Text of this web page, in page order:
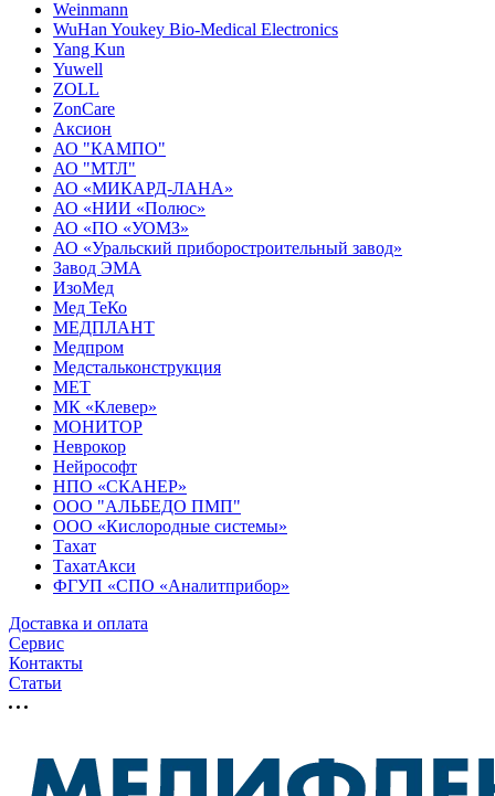
Weinmann
WuHan Youkey Bio-Medical Electronics
Yang Kun
Yuwell
ZOLL
ZonCare
Аксион
АО "КАМПО"
АО "МТЛ"
АО «МИКАРД-ЛАНА»
АО «НИИ «Полюс»
АО «ПО «УОМЗ»
АО «Уральский приборостроительный завод»
Завод ЭМА
ИзоМед
Мед ТеКо
МЕДПЛАНТ
Медпром
Медстальконструкция
МЕТ
МК «Клевер»
МОНИТОР
Неврокор
Нейрософт
НПО «СКАНЕР»
ООО "АЛЬБЕДО ПМП"
ООО «Кислородные системы»
Тахат
ТахатАкси
ФГУП «СПО «Аналитприбор»
Доставка и оплата
Cервис
Контакты
Статьи